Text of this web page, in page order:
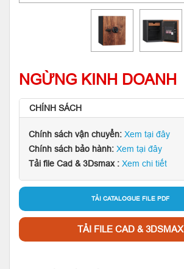
NGỪNG KINH DOANH
CHÍNH SÁCH
Chính sách vận chuyển: Xem tại đây
Chính sách bảo hành: Xem tại đây
Tải file Cad & 3Dsmax : Xem chi tiết
TẢI CATALOGUE FILE PDF
TẢI FILE CAD & 3DSMAX